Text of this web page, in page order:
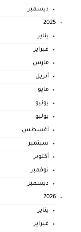
ديسمبر
2025
يناير
فبراير
مارس
أبريل
مايو
يونيو
يوليو
أغسطس
سبتمبر
أكتوبر
نوفمبر
ديسمبر
2026
يناير
فبراير